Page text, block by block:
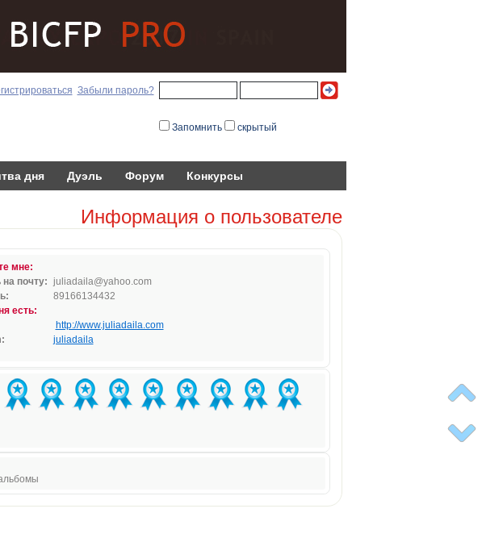
Забыли пароль?
Запомнить скрытый
дня Дуэль Форум Конкурсы
Информация о пользователе
мне:
на почту: juliadaila@yahoo.com
89166134432
есть:
http://www.juliadaila.com
juliadaila